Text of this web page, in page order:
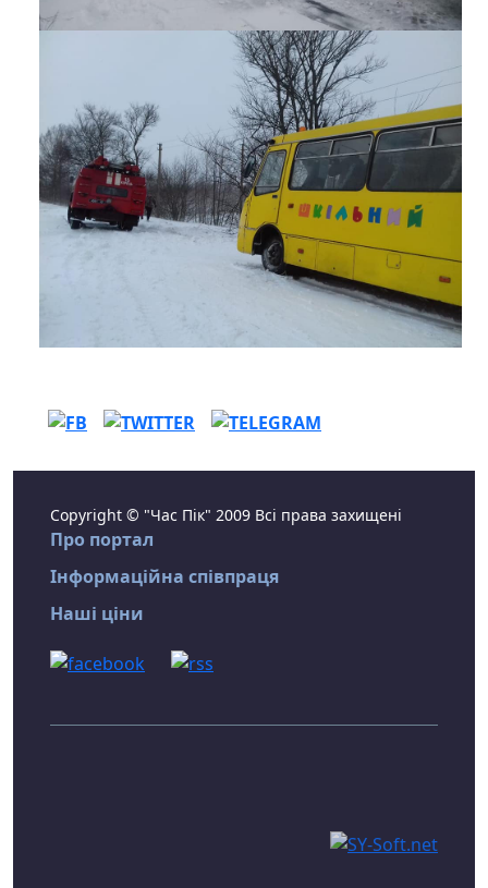
Copyright © "Час Пік" 2009 Всі права захищені
Про портал
Інформаційна співпраця
Наші ціни